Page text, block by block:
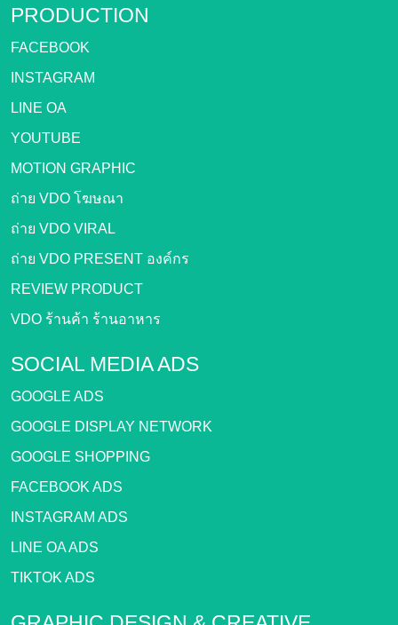
PRODUCTION
FACEBOOK
INSTAGRAM
LINE OA
YOUTUBE
MOTION GRAPHIC
ถ่าย VDO โฆษณา
ถ่าย VDO VIRAL
ถ่าย VDO PRESENT องค์กร
REVIEW PRODUCT
VDO ร้านค้า ร้านอาหาร
SOCIAL MEDIA ADS
GOOGLE ADS
GOOGLE DISPLAY NETWORK
GOOGLE SHOPPING
FACEBOOK ADS
INSTAGRAM ADS
LINE OA ADS
TIKTOK ADS